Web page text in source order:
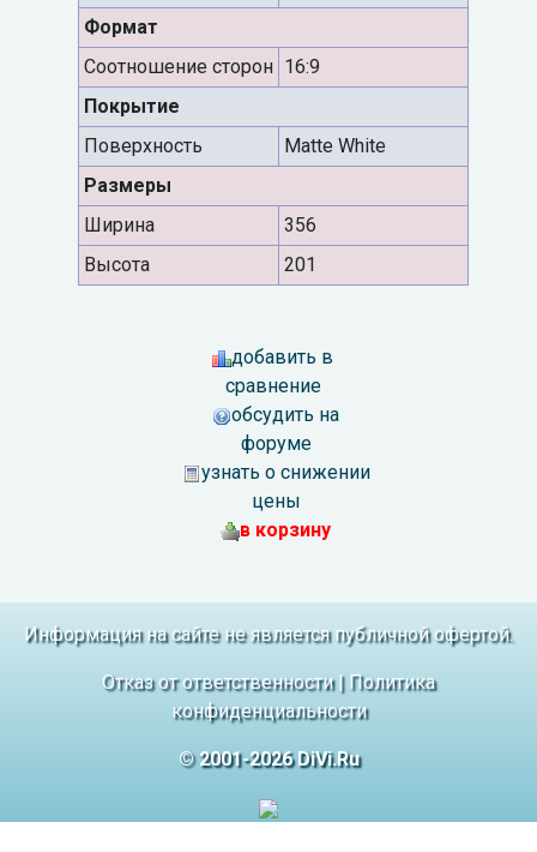
Формат
Cоотношение сторон 16:9
Покрытие
Поверхность
Matte White
Размеры
Ширина
356
Высота
201
добавить в
сравнение
обсудить на
форуме
узнать о снижении
цены
в корзину
Информация на сайте не является публичной офертой.
Отказ от ответственности| Политика
конфиденциальности
© 2001-2026 DiVi.Ru